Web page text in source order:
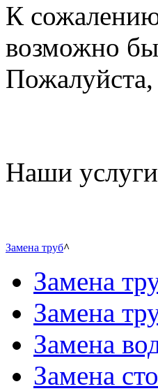
К
возможно
Пожалуйста,
Наши услуги
Замена труб^
Замена
Замена
Замена
Замена